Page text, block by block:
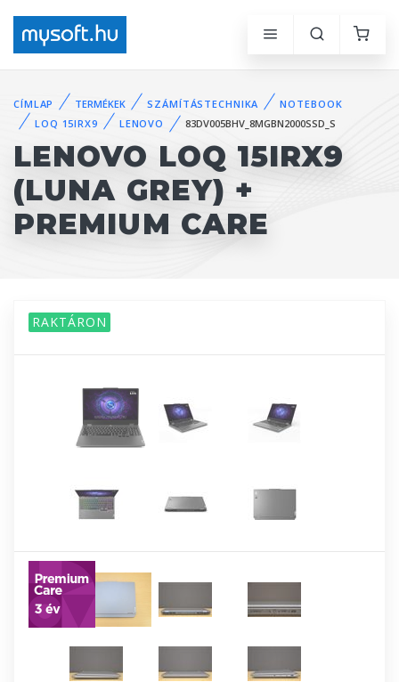
CÍMLAP TERMÉKEK SZÁMÍTÁSTECHNIKA
NOTEBOOK
LOQ 15IRX9
LENOVO 83DV005BHV_8MGBN2000SSD_S
LENOVO LOQ 15IRX9
(LUNA GREY) +
PREMIUM CARE
RAKTÁRON